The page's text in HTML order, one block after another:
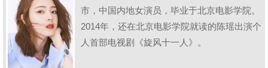
市，中国内地女演员，毕业于北京电影学院。
2014年，还在北京电影学院就读的陈瑶出演个
人首部电视剧《旋风十一人》。